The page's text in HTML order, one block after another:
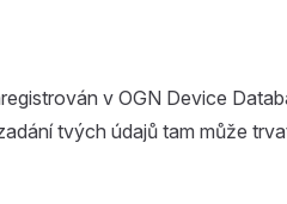
v OGN Device
tvých údajů tam může